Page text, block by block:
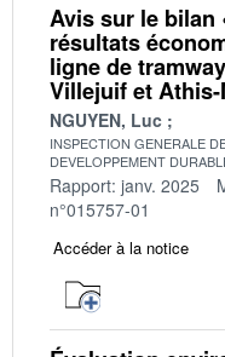
Avis sur le bilan
résultats
ligne de
Villejuif et
NGUYEN, Luc
INSPECTION GENERALE
DEVELOPPEMENT
Rapport: janv. 2025
n°015757-01
Accéder à la notice